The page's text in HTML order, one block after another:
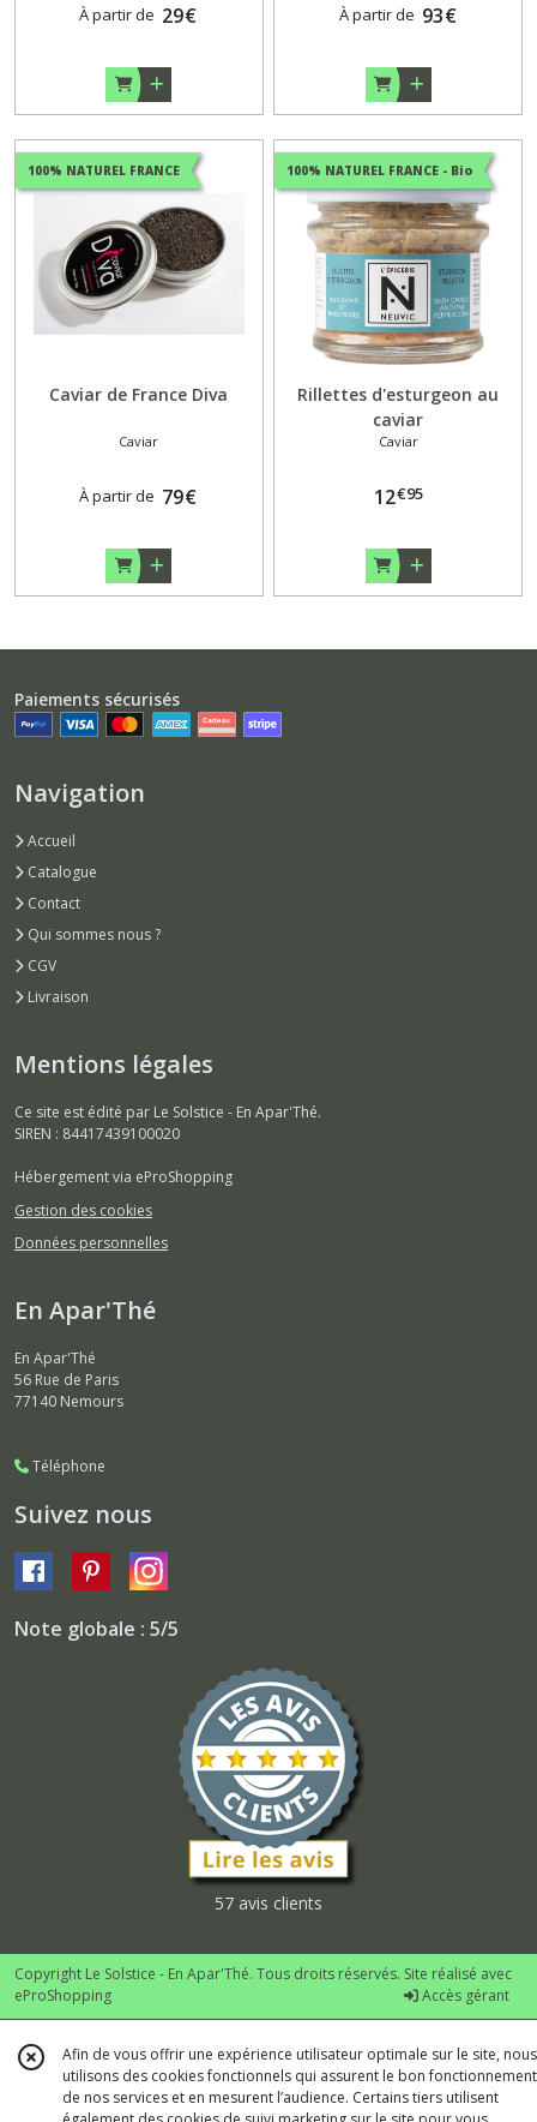
À partir de 29€ À partir de 93€
100% NATUREL FRANCE
Caviar de France Diva
Caviar
À partir de 79€
100% NATUREL FRANCE - Bio
Rillettes d'esturgeon au
caviar
Caviar
12€95
Paiements sécurisés
Navigation
Accueil
Catalogue
Contact
Qui sommes nous ?
CGV
Livraison
Mentions légales
Ce site est édité par Le Solstice - En Apar'Thé.
SIREN : 84417439100020
Hébergement via eProShopping
Gestion des cookies
Données personnelles
En Apar'Thé
En Apar'Thé
56 Rue de Paris
77140 Nemours
Téléphone
Suivez nous
Note globale : 5/5
57 avis clients
Copyright Le Solstice - En Apar'Thé. Tous droits réservés. Site réalisé avec
eProShopping
Accès gérant
Afin de vous offrir une expérience utilisateur optimale sur le site, nous
utilisons des cookies fonctionnels qui assurent le bon fonctionnement
de nos services et en mesurent l’audience. Certains tiers utilisent